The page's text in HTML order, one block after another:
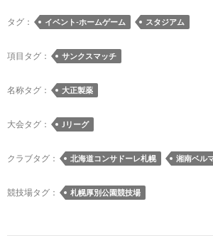
e
b
o
o
k
es
k
y
e
a
ds
to
d
e
n
タグ： イベント-ホームゲーム スタジアム
項目タグ： サンクスマッチ
名称タグ： 大正製薬
大会タグ： Jリーグ
クラブタグ： 北海道コンサドーレ札幌 湘南ベル
競技場タグ： 札幌厚別公園競技場